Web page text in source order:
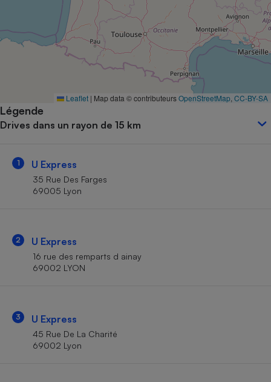
Leaflet | Map data © contributeursOpenStreetMap CC-BY-SA
Légende
Drives dans un rayon de 15 km
1 U Express
35 Rue Des Farges
69005 Lyon
2 U Express
16 rue des remparts d ainay
69002 LYON
3 U Express
45 Rue De La Charité
69002 Lyon
Complément
alimentaire
Assurance emprunteur
Petit électroménager -
Mutuelle